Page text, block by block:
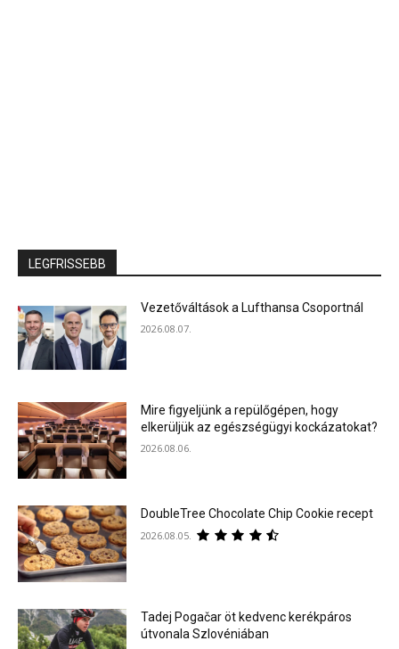
LEGFRISSEBB
Vezetőváltások a Lufthansa Csoportnál
2026.08.07.
Mire figyeljünk a repülőgépen, hogy
elkerüljük az egészségügyi kockázatokat?
2026.08.06.
DoubleTree Chocolate Chip Cookie recept
2026.08.05.
Tadej Pogačar öt kedvenc kerékpáros
útvonala Szlovéniában